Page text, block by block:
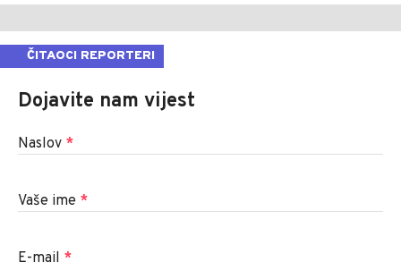
ČITAOCI REPORTERI
Dojavite nam vijest
Naslov *
Vaše ime *